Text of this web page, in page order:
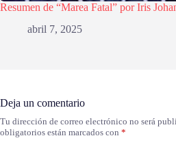
Resumen de “Marea Fatal” por Iris
abril 7, 2025
Deja un comentario
Tu dirección de correo electrónico no será
obligatorios están marcados con *